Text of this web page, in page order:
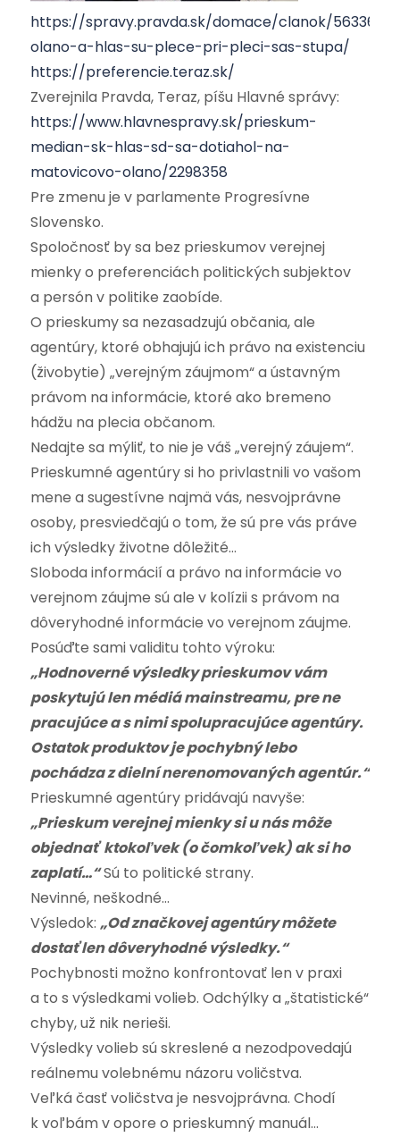
https://spravy.pravda.sk/domace/clanok/563362-
olano-a-hlas-su-plece-pri-pleci-sas-stupa/
https://preferencie.teraz.sk/
Zverejnila Pravda, Teraz, píšu Hlavné správy:
https://www.hlavnespravy.sk/prieskum-
median-sk-hlas-sd-sa-dotiahol-na-
matovicovo-olano/2298358
Pre zmenu je v parlamente Progresívne
Slovensko.
Spoločnosť by sa bez prieskumov verejnej
mienky o preferenciách politických subjektov
a persón v politike zaobíde.
O prieskumy sa nezasadzujú občania, ale
agentúry, ktoré obhajujú ich právo na existenciu
(živobytie) „verejným záujmom“ a ústavným
právom na informácie, ktoré ako bremeno
hádžu na plecia občanom.
Nedajte sa mýliť, to nie je váš „verejný záujem“.
Prieskumné agentúry si ho privlastnili vo vašom
mene a sugestívne najmä vás, nesvojprávne
osoby, presviedčajú o tom, že sú pre vás práve
ich výsledky životne dôležité…
Sloboda informácií a právo na informácie vo
verejnom záujme sú ale v kolízii s právom na
dôveryhodné informácie vo verejnom záujme.
Posúďte sami validitu tohto výroku:
„Hodnoverné výsledky prieskumov vám
poskytujú len médiá mainstreamu, pre ne
pracujúce a s nimi spolupracujúce agentúry.
Ostatok produktov je pochybný lebo
pochádza z dielní nerenomovaných agentúr.“
Prieskumné agentúry pridávajú navyše:
„Prieskum verejnej mienky si u nás môže
objednať ktokoľvek (o čomkoľvek) ak si ho
zaplatí…“Sú to politické strany.
Nevinné, neškodné…
Výsledok: „Od značkovej agentúry môžete
dostať len dôveryhodné výsledky.“
Pochybnosti možno konfrontovať len v praxi
a to s výsledkami volieb. Odchýlky a „štatistické“
chyby, už nik nerieši.
Výsledky volieb sú skreslené a nezodpovedajú
reálnemu volebnému názoru voličstva.
Veľká časť voličstva je nesvojprávna. Chodí
k voľbám v opore o prieskumný manuál…